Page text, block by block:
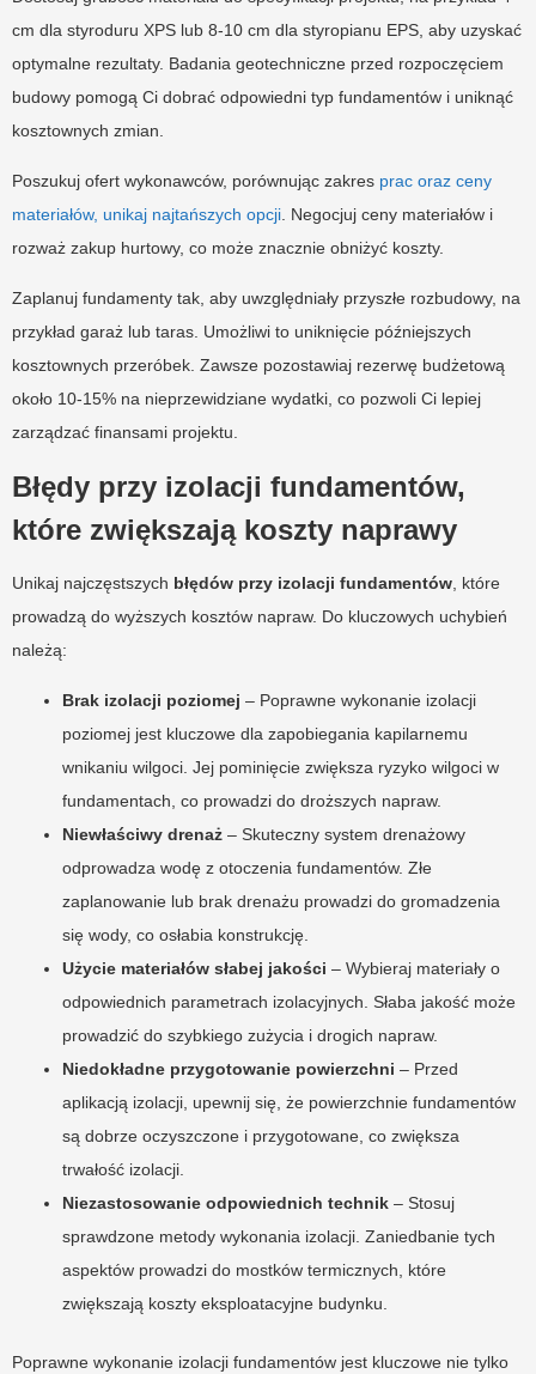
cm dla styroduru XPS lub 8-10 cm dla styropianu EPS, aby uzyskać
optymalne rezultaty. Badania geotechniczne przed rozpoczęciem
budowy pomogą Ci dobrać odpowiedni typ fundamentów i uniknąć
kosztownych zmian.
Poszukuj ofert wykonawców, porównując zakres prac oraz ceny
materiałów, unikaj najtańszych opcji. Negocjuj ceny materiałów i
rozważ zakup hurtowy, co może znacznie obniżyć koszty.
Zaplanuj fundamenty tak, aby uwzględniały przyszłe rozbudowy, na
przykład garaż lub taras. Umożliwi to uniknięcie późniejszych
kosztownych przeróbek. Zawsze pozostawiaj rezerwę budżetową
około 10-15% na nieprzewidziane wydatki, co pozwoli Ci lepiej
zarządzać finansami projektu.
Błędy przy izolacji fundamentów,
które zwiększają koszty naprawy
Unikaj najczęstszych błędów przy izolacji fundamentów, które
prowadzą do wyższych kosztów napraw. Do kluczowych uchybień
należą:
Brak izolacji poziomej – Poprawne wykonanie izolacji
poziomej jest kluczowe dla zapobiegania kapilarnemu
wnikaniu wilgoci. Jej pominięcie zwiększa ryzyko wilgoci w
fundamentach, co prowadzi do droższych napraw.
Niewłaściwy drenaż – Skuteczny system drenażowy
odprowadza wodę z otoczenia fundamentów. Złe
zaplanowanie lub brak drenażu prowadzi do gromadzenia
się wody, co osłabia konstrukcję.
Użycie materiałów słabej jakości – Wybieraj materiały o
odpowiednich parametrach izolacyjnych. Słaba jakość może
prowadzić do szybkiego zużycia i drogich napraw.
Niedokładne przygotowanie powierzchni – Przed
aplikacją izolacji, upewnij się, że powierzchnie fundamentów
są dobrze oczyszczone i przygotowane, co zwiększa
trwałość izolacji.
Niezastosowanie odpowiednich technik – Stosuj
sprawdzone metody wykonania izolacji. Zaniedbanie tych
aspektów prowadzi do mostków termicznych, które
zwiększają koszty eksploatacyjne budynku.
Poprawne wykonanie izolacji fundamentów jest kluczowe nie tylko